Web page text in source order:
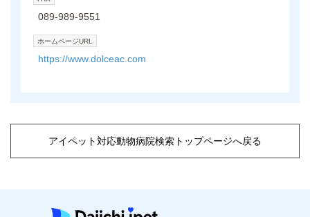
089-989-9551
ホームページURL
https://www.dolceac.com
アイペット対応動物病院検索トップページへ戻る